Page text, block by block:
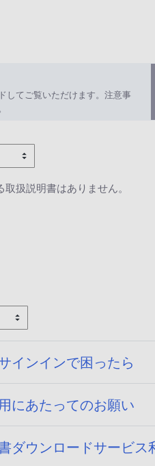
してご覧いただけます。注意事
扱説明書はありません。
インインで困ったら
にあたってのお願い
ダウンロードサービス